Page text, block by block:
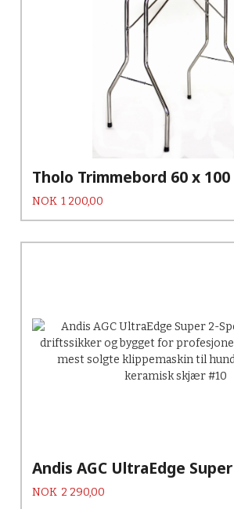
Tholo Trimmebord 60 x 100
Pris
NOK 1 200,00
Andis AGC UltraEdge
Pris
NOK 2 290,00